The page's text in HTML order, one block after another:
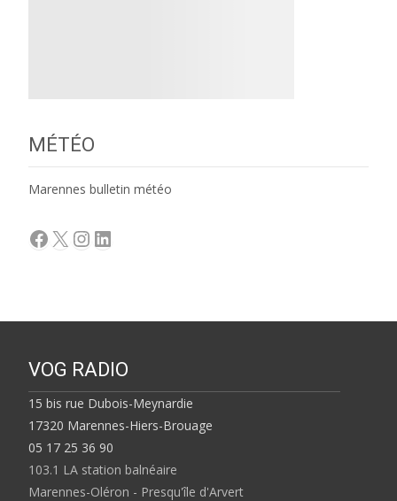
MÉTÉO
Marennes bulletin météo
Facebook
X Instagram
LinkedIn
VOG RADIO
15 bis rue Dubois-Meynardie
17320 Marennes-Hiers-Brouage
05 17 25 36 90
103.1 LA station balnéaire
Marennes-Oléron - Presqu'île d'Arvert